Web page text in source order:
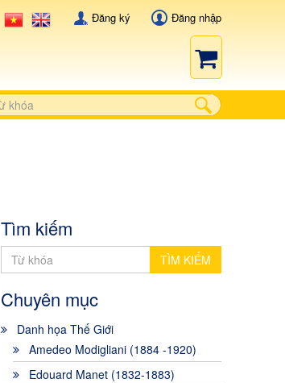
Đăng ký Đăng nhập
Tìm kiếm
TÌM KIẾM
Chuyên mục
Danh họa Thế Giới
Amedeo Modigliani (1884 -1920)
Edouard Manet (1832-1883)